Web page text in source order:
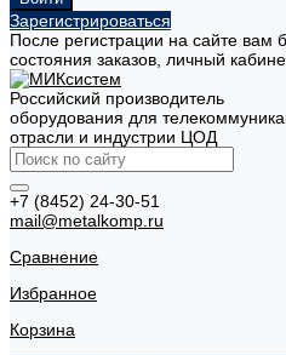
Зарегистрироваться
После регистрации на сайте вам
состояния заказов, личный
Российский производитель
оборудования для
отрасли и индустрии ЦОД
+7 (8452) 24-30-51
mail@metalkomp.ru
Сравнение
Избранное
Корзина